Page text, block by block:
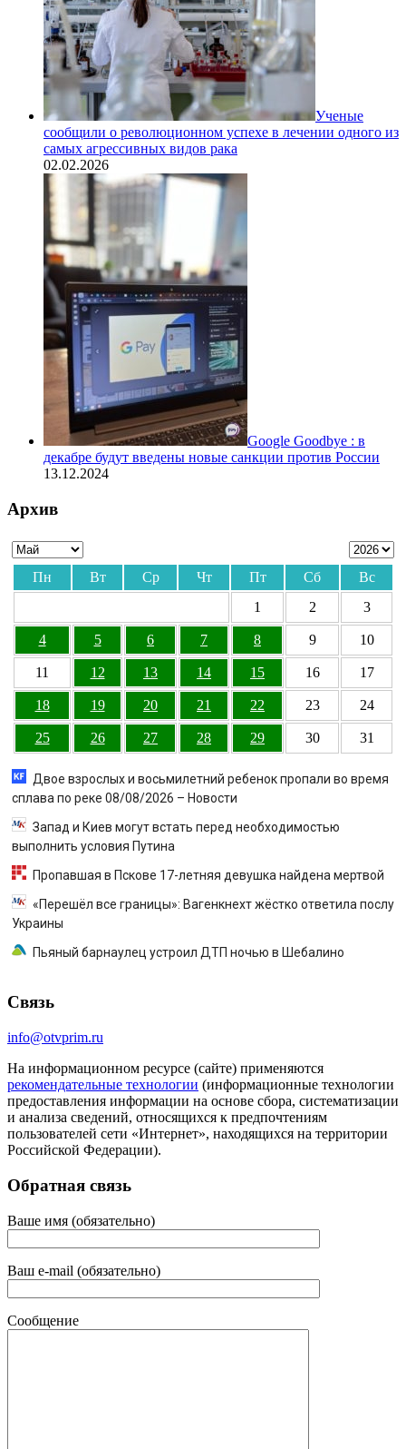
Ученые
сообщили о революционном успехе в лечении одного из
самых агрессивных видов рака
02.02.2026
Google Goodbye : в
декабре будут введены новые санкции против России
13.12.2024
Архив
Пн Вт Ср Чт Пт Сб
Вс
1
2 3
4 5 6 7 8 9 10
11 12 13 14 15 16 17
18 19 20 21 22 23 24
25 26 27 28 29 30 31
Двое взрослых и восьмилетний ребенок пропали во время
сплава по реке 08/08/2026 – Новости
Запад и Киев могут встать перед необходимостью
выполнить условия Путина
Пропавшая в Пскове 17-летняя девушка найдена мертвой
«Перешёл все границы»: Вагенкнехт жёстко ответила послу
Украины
Пьяный барнаулец устроил ДТП ночью в Шебалино
Связь
info@otvprim.ru
На информационном ресурсе (сайте) применяются
рекомендательные технологии (информационные технологии
предоставления информации на основе сбора, систематизации
и анализа сведений, относящихся к предпочтениям
пользователей сети «Интернет», находящихся на территории
Российской Федерации).
Обратная связь
Ваше имя (обязательно)
Ваш e-mail (обязательно)
Сообщение